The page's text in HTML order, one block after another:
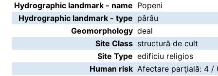
Hydrographic landmark - name Popeni
Hydrographic landmark - type pârâu
Geomorphology deal
Site Class structură de cult
Site Type edificiu religios
Human risk Afectare parţială: 4 /